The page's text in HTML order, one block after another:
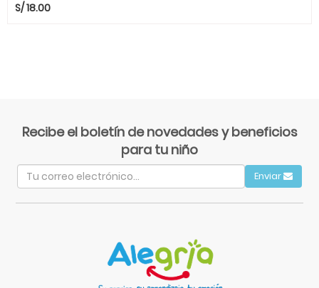
S/18.00
Recibe el boletín de novedades y beneficios
para tu niño
Enviar